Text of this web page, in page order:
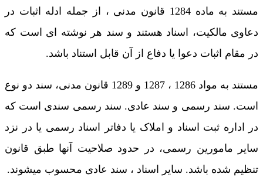
مستند به ماده 1284 قانون مدنی ، از جمله ادله اثبات در
دعاوی مالکیت، اسناد هستند و سند هر نوشته ای است که
در مقام اثبات دعوا یا دفاع از آن قابل استناد باشد.
مستند به مواد 1286 ، 1287 و 1289 قانون مدنی، سند دو نوع
است. سند رسمی و سند عادی. سند رسمی سندی است که
در اداره ثبت اسناد و املاک یا دفاتر اسناد رسمی یا در نزد
سایر مامورین رسمی، در حدود صلاحیت آنها طبق قانون
تنظیم شده باشد. سایر اسناد ، سند عادی محسوب میشوند.